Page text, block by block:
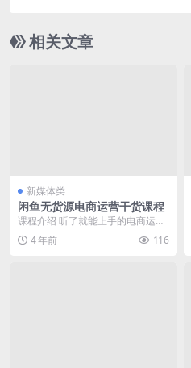
相关文章
新媒体类
闲鱼无货源电商运营干货课程
课程介绍 听了就能上手的电商运营
干货；本课程汇聚了我们8年来在电
商的实战经验，给...
4 年前 116